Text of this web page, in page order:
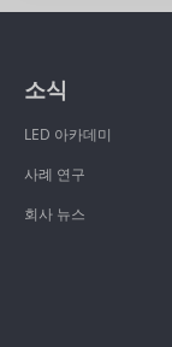
소식
LED 아카데미
사례 연구
회사 뉴스